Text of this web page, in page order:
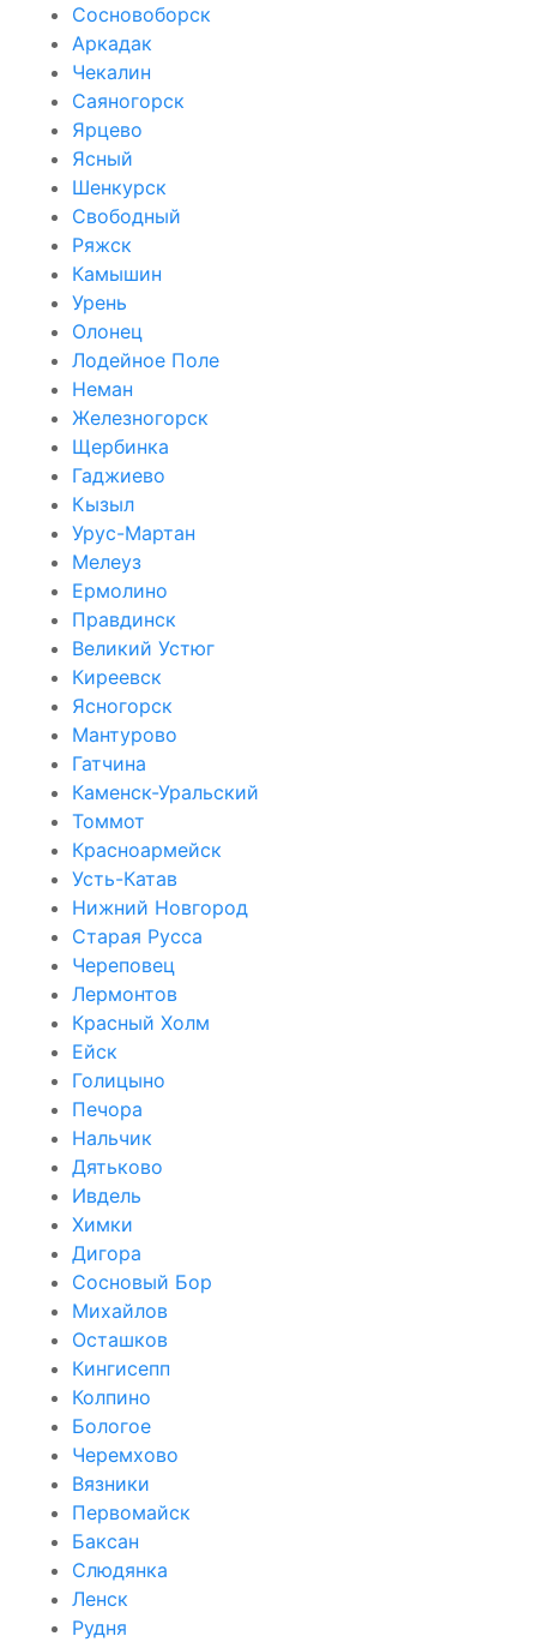
Сосновоборск
Аркадак
Чекалин
Саяногорск
Ярцево
Ясный
Шенкурск
Свободный
Ряжск
Камышин
Урень
Олонец
Лодейное Поле
Неман
Железногорск
Щербинка
Гаджиево
Кызыл
Урус-Мартан
Мелеуз
Ермолино
Правдинск
Великий Устюг
Киреевск
Ясногорск
Мантурово
Гатчина
Каменск-Уральский
Томмот
Красноармейск
Усть-Катав
Нижний Новгород
Старая Русса
Череповец
Лермонтов
Красный Холм
Ейск
Голицыно
Печора
Нальчик
Дятьково
Ивдель
Химки
Дигора
Сосновый Бор
Михайлов
Осташков
Кингисепп
Колпино
Бологое
Черемхово
Вязники
Первомайск
Баксан
Слюдянка
Ленск
Рудня